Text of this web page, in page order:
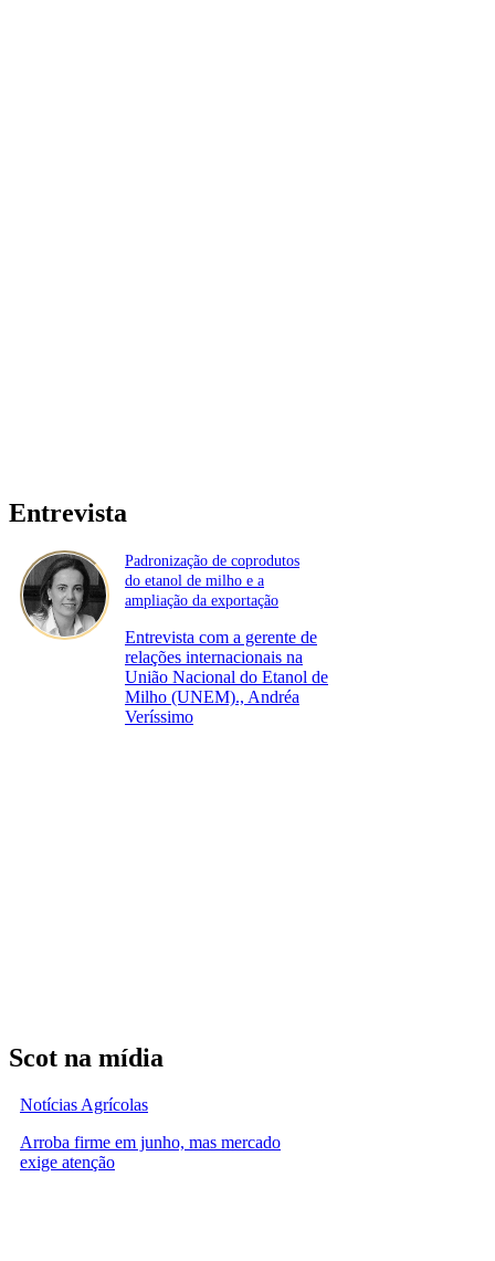
Entrevista
Padronização de coprodutos
do etanol de milho e a
ampliação da exportação
Entrevista com a gerente de
relações internacionais na
União Nacional do Etanol de
Milho (UNEM)., Andréa
Veríssimo
Scot na mídia
Notícias Agrícolas
Arroba firme em junho, mas mercado
exige atenção